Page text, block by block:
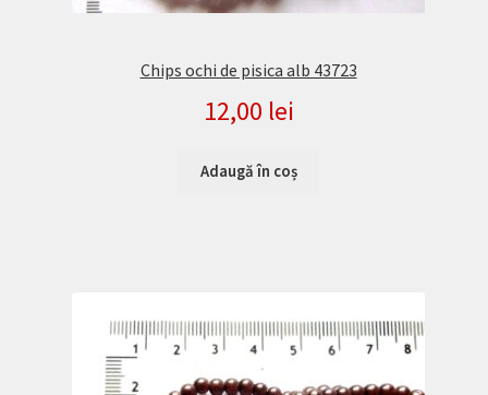
Chips ochi de pisica alb 43723
12,00 lei
Adaugă în coș